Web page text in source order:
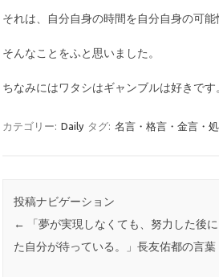
それは、自分自身の時間を自分自身の可能
そんなことをふと思いました。
ちなみにはワタシはギャンブルは好きです
カテゴリー: Daily タグ: 名言・格言・金言・
投稿ナビゲーション
←
「夢が実現しなくても、努力した後
た自分が待っている。」長友佑都の言葉